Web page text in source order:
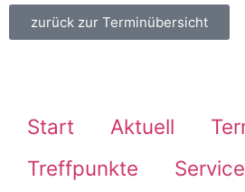
zurück zur Terminübersicht
Start Aktuell
Treffpunkte